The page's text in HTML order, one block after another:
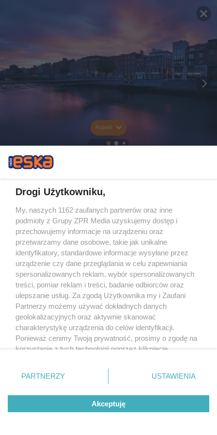
Rozwiń
Drogi Użytkowniku,
My, naszych 1162 zaufanych partnerów oraz inne
podmioty z Grupy ZPR Media uzyskujemy dostęp i
przechowujemy informacje na urządzeniu oraz
przetwarzamy dane osobowe, takie jak unikalne
identyfikatory, standardowe informacje wysyłane przez
urządzenie czy dane przeglądania w celu zapewniania
spersonalizowanych reklam, wybór spersonalizowanych
treści, pomiar reklam i treści, badanie odbiorców oraz
ulepszanie usług. Za zgodą Użytkownika my i Zaufani
Partnerzy możemy używać dokładnych danych
geolokalizacyjnych oraz aktywnie skanować
charakterystykę urządzenia do celów identyfikacji.
Ponieważ cenimy Twoją prywatność, prosimy o zgodę na
korzystanie z tych technologii poprzez kliknięcie
zmienić/wycofać klikając przycisk ustawień prywatności
znajdujący się w lewym dolnym rogu strony
rodzaje przetwarzania danych nie wymagają zgody
użytkownika, ale masz prawo sprzeciwić się takiemu
przetwarzaniu. Preferencje będą miały zastosowanie tylko
PARTNERZY USTAWIENIA
Akceptuję